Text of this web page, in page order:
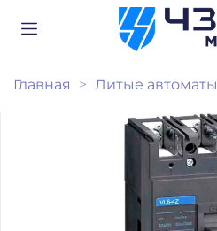
Главная Литые автоматы